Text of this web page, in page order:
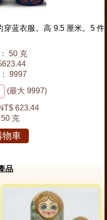
蓝衣服。高 9.5 厘米。5 件
50 克
9997
(最大 9997)
623.44
50 克
物車
品